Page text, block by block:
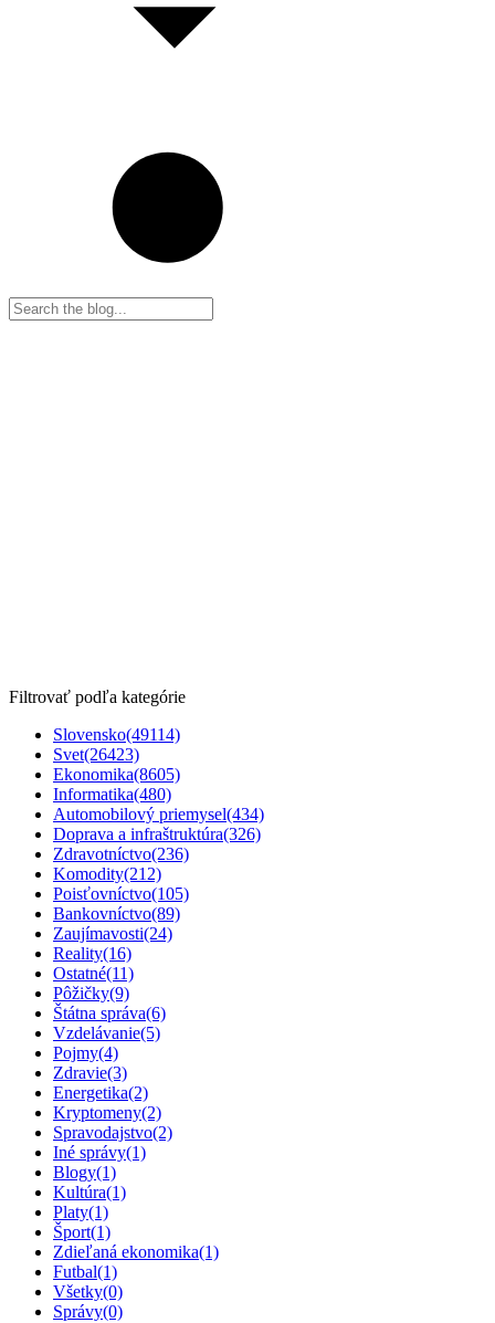
Filtrovať podľa kategórie
Slovensko(49114)
Svet(26423)
Ekonomika(8605)
Informatika(480)
Automobilový priemysel(434)
Doprava a infraštruktúra(326)
Zdravotníctvo(236)
Komodity(212)
Poisťovníctvo(105)
Bankovníctvo(89)
Zaujímavosti(24)
Reality(16)
Ostatné(11)
Pôžičky(9)
Štátna správa(6)
Vzdelávanie(5)
Pojmy(4)
Zdravie(3)
Energetika(2)
Kryptomeny(2)
Spravodajstvo(2)
Iné správy(1)
Blogy(1)
Kultúra(1)
Platy(1)
Šport(1)
Zdieľaná ekonomika(1)
Futbal(1)
Všetky(0)
Správy(0)